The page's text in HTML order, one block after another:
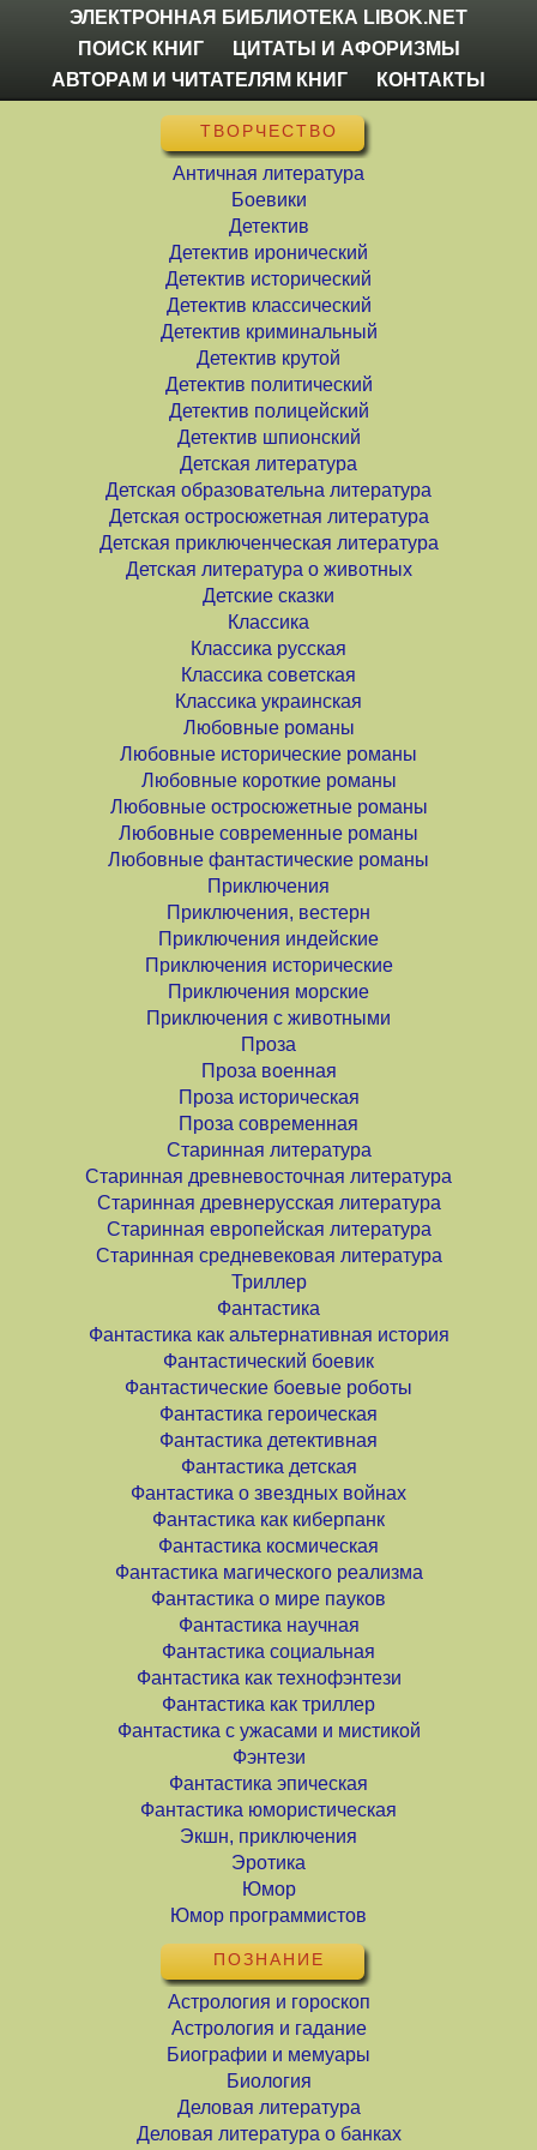
ЭЛЕКТРОННАЯ БИБЛИОТЕКА LIBOK.NET
ПОИСК КНИГ
ЦИТАТЫ И АФОРИЗМЫ
АВТОРАМ И ЧИТАТЕЛЯМ КНИГ
КОНТАКТЫ
ТВОРЧЕСТВО
Античная литература
Боевики
Детектив
Детектив иронический
Детектив исторический
Детектив классический
Детектив криминальный
Детектив крутой
Детектив политический
Детектив полицейский
Детектив шпионский
Детская литература
Детская образовательна литература
Детская остросюжетная литература
Детская приключенческая литература
Детская литература о животных
Детские сказки
Классика
Классика русская
Классика советская
Классика украинская
Любовные романы
Любовные исторические романы
Любовные короткие романы
Любовные остросюжетные романы
Любовные современные романы
Любовные фантастические романы
Приключения
Приключения, вестерн
Приключения индейские
Приключения исторические
Приключения морские
Приключения с животными
Проза
Проза военная
Проза историческая
Проза современная
Старинная литература
Старинная древневосточная литература
Старинная древнерусская литература
Старинная европейская литература
Старинная средневековая литература
Триллер
Фантастика
Фантастика как альтернативная история
Фантастический боевик
Фантастические боевые роботы
Фантастика героическая
Фантастика детективная
Фантастика детская
Фантастика о звездных войнах
Фантастика как киберпанк
Фантастика космическая
Фантастика магического реализма
Фантастика о мире пауков
Фантастика научная
Фантастика социальная
Фантастика как технофэнтези
Фантастика как триллер
Фантастика с ужасами и мистикой
Фэнтези
Фантастика эпическая
Фантастика юмористическая
Экшн, приключения
Эротика
Юмор
Юмор программистов
ПОЗНАНИЕ
Астрология и гороскоп
Астрология и гадание
Биографии и мемуары
Биология
Деловая литература
Деловая литература о банках